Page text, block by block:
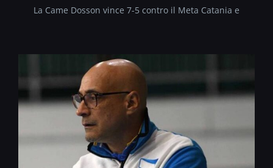
La Came Dosson vince 7-5 contro il Meta Catania e